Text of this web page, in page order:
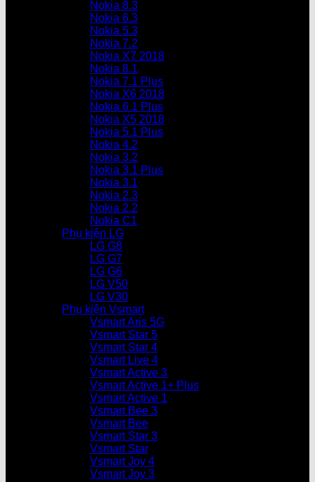
Nokia 8.3
Nokia 6.3
Nokia 5.3
Nokia 7.2
Nokia X7 2018
Nokia 8.1
Nokia 7.1 Plus
Nokia X6 2018
Nokia 6.1 Plus
Nokia X5 2018
Nokia 5.1 Plus
Nokia 4.2
Nokia 3.2
Nokia 3.1 Plus
Nokia 3.1
Nokia 2.3
Nokia 2.2
Nokia C1
Phụ kiện LG
LG G8
LG G7
LG G6
LG V50
LG V30
Phụ kiện Vsmart
Vsmart Aris 5G
Vsmart Star 5
Vsmart Star 4
Vsmart Live 4
Vsmart Active 3
Vsmart Active 1+ Plus
Vsmart Active 1
Vsmart Bee 3
Vsmart Bee
Vsmart Star 3
Vsmart Star
Vsmart Joy 4
Vsmart Joy 3